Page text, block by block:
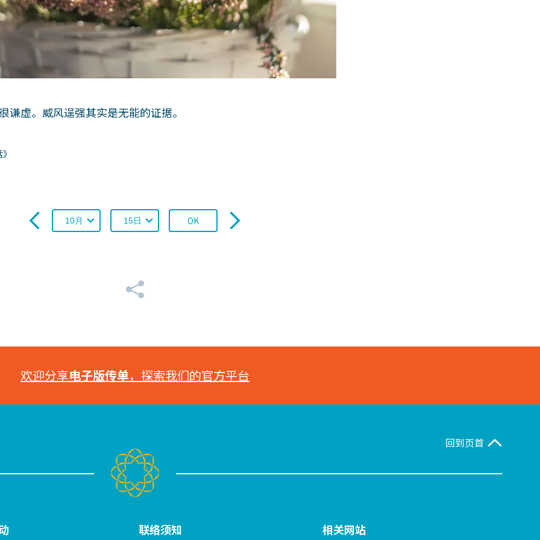
谦虚。威风逞强其实是无能的证据。
OK
欢迎分享电子版传单，探索我们的官方平台
回到页首
联络须知 相关网站